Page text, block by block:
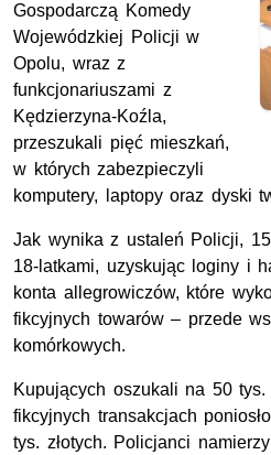
Gospodarczą Komedy
Wojewódzkiej Policji w
Opolu, wraz z
funkcjonariuszami z
Kędzierzyna-Koźla,
przeszukali pięć mieszkań,
w których zabezpieczyli
komputery, laptopy oraz dyski
Jak wynika z ustaleń Policji,
18-latkami, uzyskując loginy i
konta allegrowiczów, które
fikcyjnych towarów – przede
komórkowych.
Kupujących oszukali na 50 tys.
fikcyjnych transakcjach
tys. złotych. Policjanci